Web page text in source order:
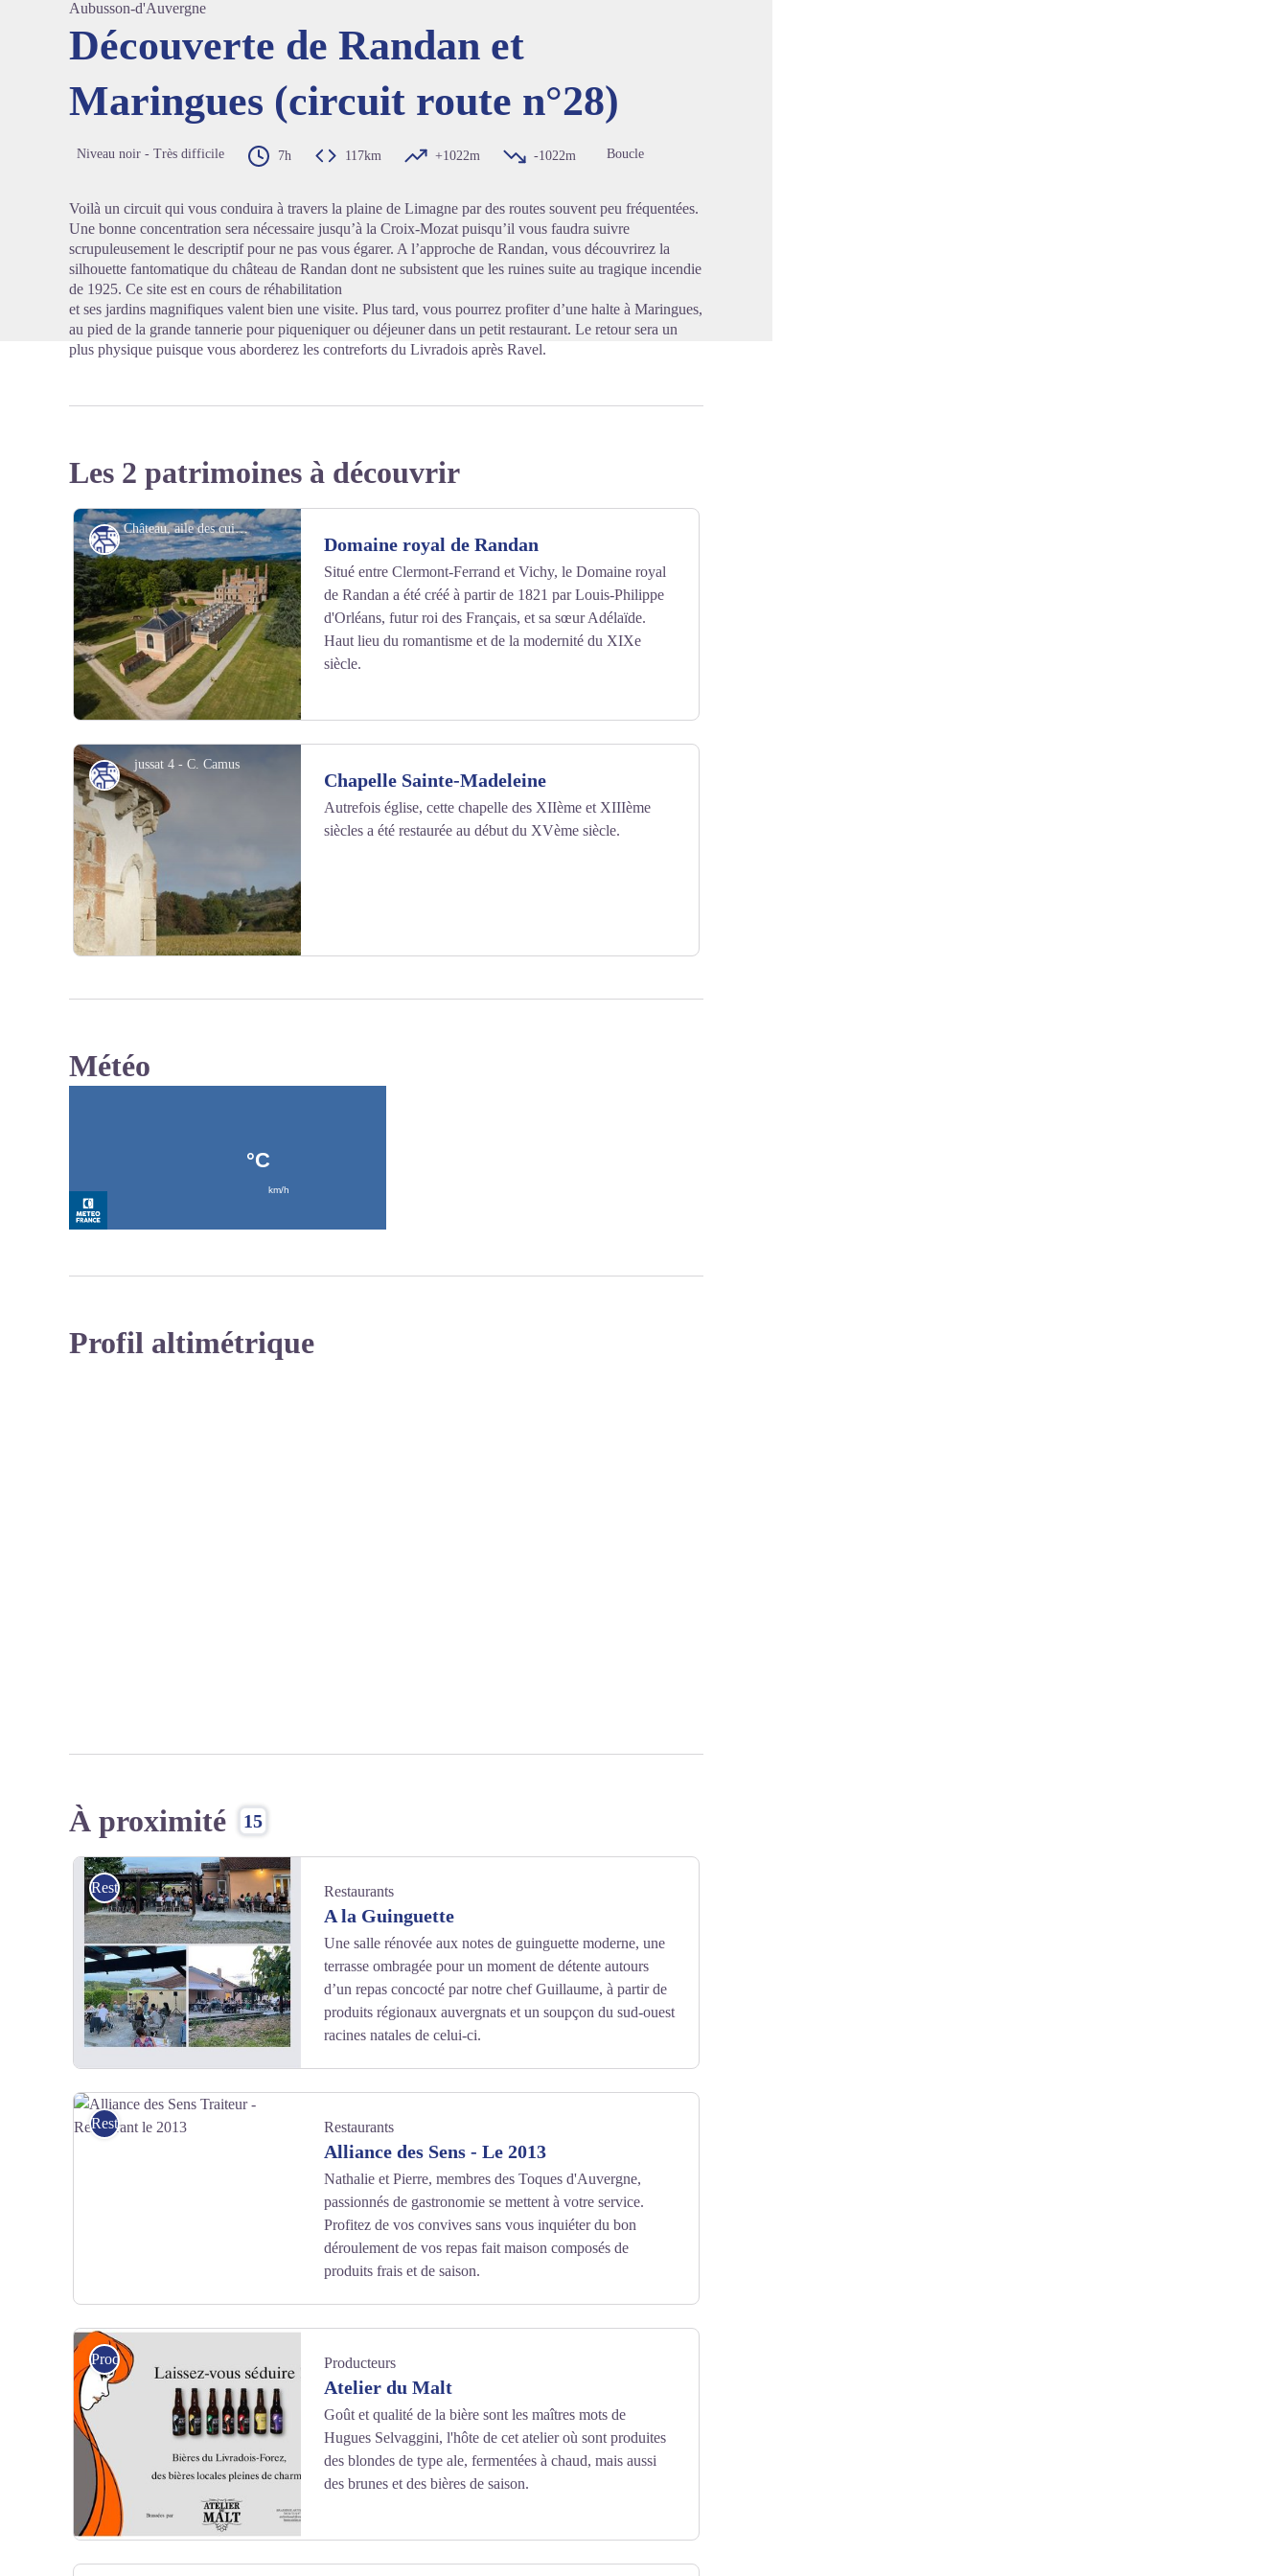
Voir l'image en plein écran
Aubusson-d'Auvergne
Découverte de Randan et
Maringues (circuit route n°28)
Niveau noir - Très difficile 7h 117km +1022m -1022m Boucle
Voilà un circuit qui vous conduira à travers la plaine de Limagne par des routes souvent peu fréquentées.
Une bonne concentration sera nécessaire jusqu’à la Croix-Mozat puisqu’il vous faudra suivre
scrupuleusement le descriptif pour ne pas vous égarer. A l’approche de Randan, vous découvrirez la
silhouette fantomatique du château de Randan dont ne subsistent que les ruines suite au tragique incendie
de 1925. Ce site est en cours de réhabilitation
et ses jardins magnifiques valent bien une visite. Plus tard, vous pourrez profiter d’une halte à Maringues,
au pied de la grande tannerie pour piqueniquer ou déjeuner dans un petit restaurant. Le retour sera un
plus physique puisque vous aborderez les contreforts du Livradois après Ravel.
Les 2 patrimoines à découvrir
Château, aile des cuisines, chapelle - ©Juan ROBERT
Voir l'image en plein écran
Patrimoine culturel Domaine royal de Randan
Situé entre Clermont-Ferrand et Vichy, le Domaine royal
de Randan a été créé à partir de 1821 par Louis-Philippe
d'Orléans, futur roi des Français, et sa sœur Adélaïde.
Haut lieu du romantisme et de la modernité du XIXe
siècle.
jussat 4 - C. Camus
Patrimoine culturel Chapelle Sainte-Madeleine
Autrefois église, cette chapelle des XIIème et XIIIème
siècles a été restaurée au début du XVème siècle.
Météo
Profil altimétrique
À proximité 15
Restaurants Restaurants
A la Guinguette
Une salle rénovée aux notes de guinguette moderne, une
terrasse ombragée pour un moment de détente autours
d’un repas concocté par notre chef Guillaume, à partir de
produits régionaux auvergnats et un soupçon du sud-ouest
racines natales de celui-ci.
Restaurants Restaurants
Alliance des Sens - Le 2013
Nathalie et Pierre, membres des Toques d'Auvergne,
passionnés de gastronomie se mettent à votre service.
Profitez de vos convives sans vous inquiéter du bon
déroulement de vos repas fait maison composés de
produits frais et de saison.
Producteurs Producteurs
Atelier du Malt
Goût et qualité de la bière sont les maîtres mots de
Hugues Selvaggini, l'hôte de cet atelier où sont produites
des blondes de type ale, fermentées à chaud, mais aussi
des brunes et des bières de saison.